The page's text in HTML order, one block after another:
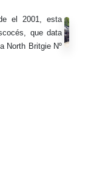
el 2001, esta
que data
North Britgie Nº